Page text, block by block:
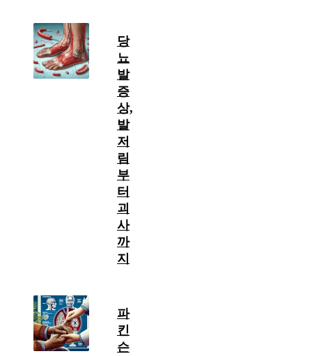
당
뇨
발
증
상,
발
저
림
부
터
괴
사
까
지
파
킨
슨